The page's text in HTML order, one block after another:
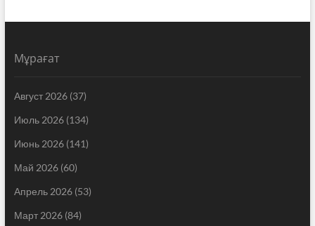
Мұрағат
Август 2026(37)
Июль 2026(134)
Июнь 2026(141)
Май 2026(60)
Апрель 2026(53)
Март 2026(84)